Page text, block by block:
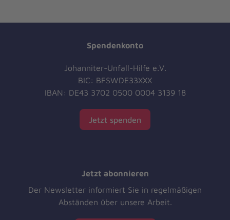
Spendenkonto
Johanniter-Unfall-Hilfe e.V.
BIC: BFSWDE33XXX
IBAN: DE43 3702 0500 0004 3139 18
Jetzt spenden
Jetzt abonnieren
Der Newsletter informiert Sie in regelmäßigen
Abständen über unsere Arbeit.